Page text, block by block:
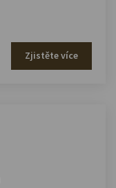
Zjistěte více